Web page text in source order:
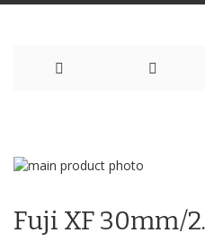
Content
Skip
end
the
beginning
Fuji XF 30mm/